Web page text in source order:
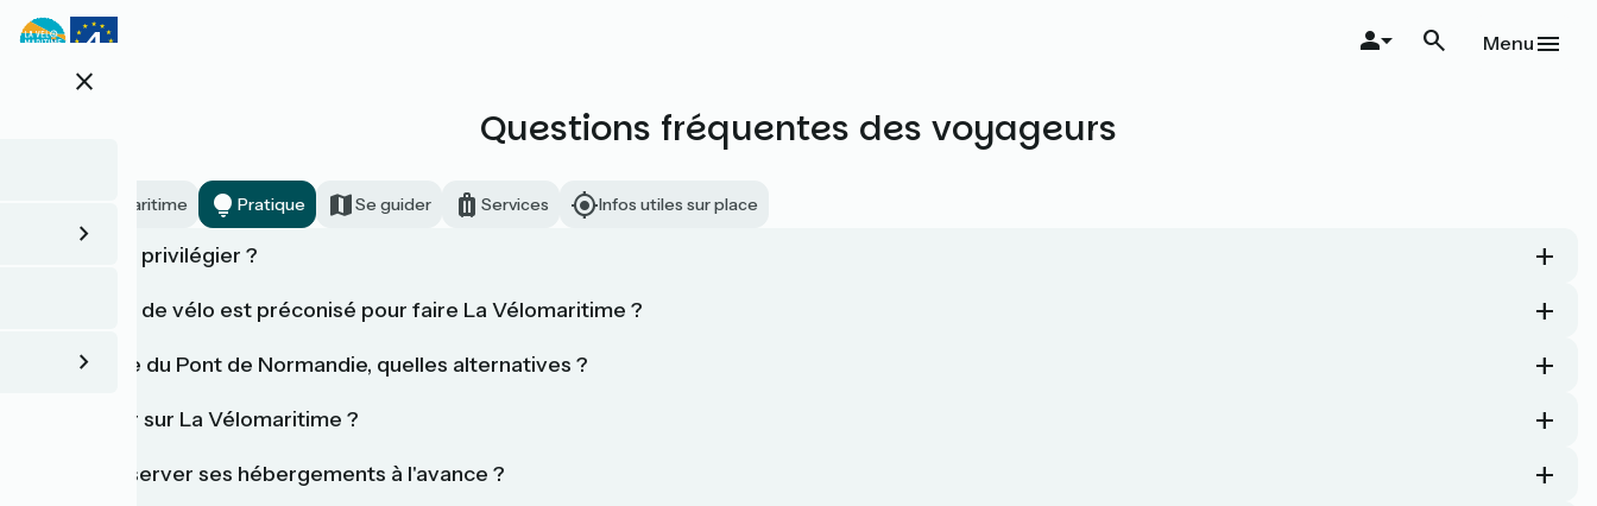
Aller
au
principalclose
Menu
Questions fréquentes des voyageurs
La Vélomaritime Pratique Se guider Services Infos utiles sur place
Quel sens privilégier ?
Quel type de vélo est préconisé pour faire La Vélomaritime ?
Traversée du Pont de Normandie, quelles alternatives ?
Où dormir sur La Vélomaritime ?
Faut-il-réserver ses hébergements à l'avance ?